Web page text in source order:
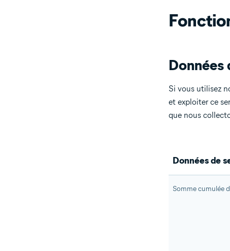
Données
Si vous utilisez
et exploiter ce
que nous
Données de
Somme cumulée